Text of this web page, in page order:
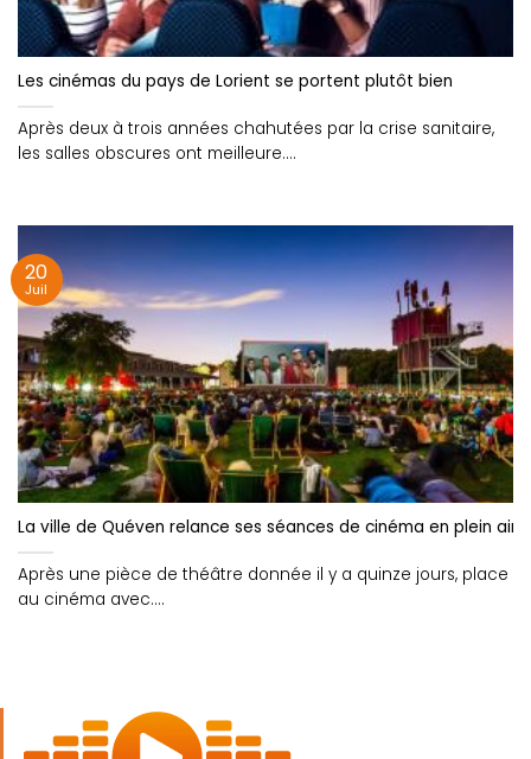
Les cinémas du pays de Lorient se portent plutôt bien
Après deux à trois années chahutées par la crise sanitaire,
les salles obscures ont meilleure....
La ville de Quéven relance ses séances de cinéma en plein air
Après une pièce de théâtre donnée il y a quinze jours, place
au cinéma avec....
20
Juil